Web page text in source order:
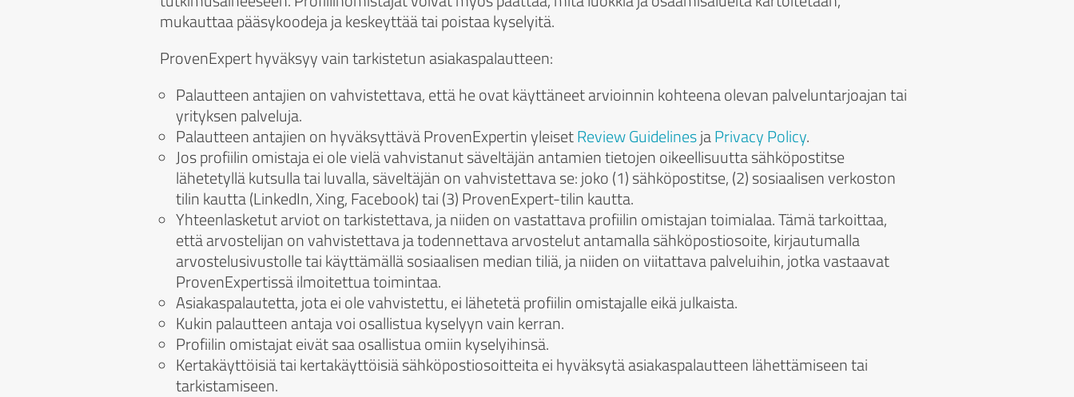
mukauttaa pääsykoodeja ja keskeyttää tai poistaa kyselyitä.
ProvenExpert hyväksyy vain tarkistetun asiakaspalautteen:
Palautteen antajien on vahvistettava, että he ovat käyttäneet arvioinnin kohteena olevan palveluntarjoajan tai
yrityksen palveluja.
Palautteen antajien on hyväksyttävä ProvenExpertin yleisetReview GuidelinesjaPrivacy Policy.
Jos profiilin omistaja ei ole vielä vahvistanut säveltäjän antamien tietojen oikeellisuutta sähköpostitse
lähetetyllä kutsulla tai luvalla, säveltäjän on vahvistettava se: joko (1) sähköpostitse, (2) sosiaalisen verkoston
tilin kautta (LinkedIn, Xing, Facebook) tai (3) ProvenExpert-tilin kautta.
Yhteenlasketut arviot on tarkistettava, ja niiden on vastattava profiilin omistajan toimialaa. Tämä tarkoittaa,
että arvostelijan on vahvistettava ja todennettava arvostelut antamalla sähköpostiosoite, kirjautumalla
arvostelusivustolle tai käyttämällä sosiaalisen median tiliä, ja niiden on viitattava palveluihin, jotka vastaavat
ProvenExpertissä ilmoitettua toimintaa.
Asiakaspalautetta, jota ei ole vahvistettu, ei lähetetä profiilin omistajalle eikä julkaista.
Kukin palautteen antaja voi osallistua kyselyyn vain kerran.
Profiilin omistajat eivät saa osallistua omiin kyselyihinsä.
Kertakäyttöisiä tai kertakäyttöisiä sähköpostiosoitteita ei hyväksytä asiakaspalautteen lähettämiseen tai
tarkistamiseen.